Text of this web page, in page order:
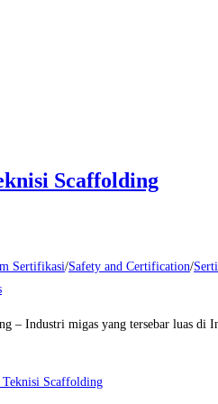
Scaffolding
Sertifikasi/Safety and Certification/
– Industri migas yang tersebar luas di
Scaffolding